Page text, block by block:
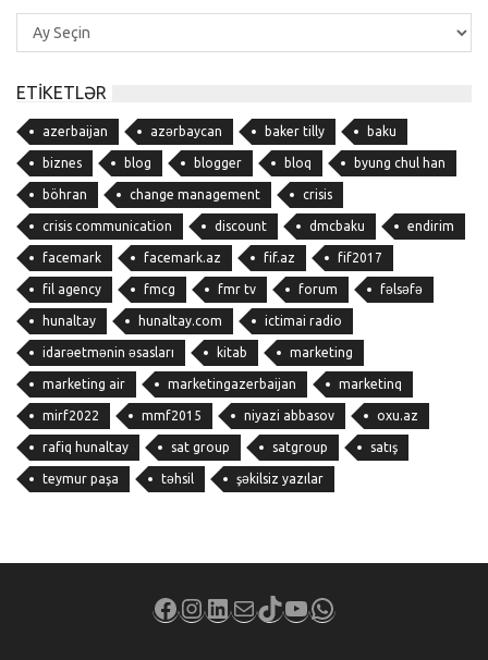
Yazı
Arxivi
ETIKETLƏR
azerbaijan azərbaycan baker tilly baku
biznes blog blogger bloq byung chul han
böhran change management crisis
crisis communication discount dmcbaku endirim
facemark facemark.az fif.az fif2017
fil agency fmcg fmr tv forum fəlsəfə
hunaltay hunaltay.com ictimai radio
idarəetmənin əsasları kitab marketing
marketing air marketingazerbaijan marketinq
mirf2022 mmf2015 niyazi abbasov oxu.az
rafiq hunaltay sat group satgroup satış
teymur paşa təhsil şəkilsiz yazılar
Facebook
Instagram
LinkedIn
MailTikTok
YouTube
WhatsApp